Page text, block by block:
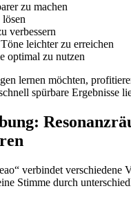
zu machen
verbessern
leichter zu erreichen
optimal zu nutzen
lernen möchten,
spürbare Ergebnisse
verbindet verschiedene
Stimme durch